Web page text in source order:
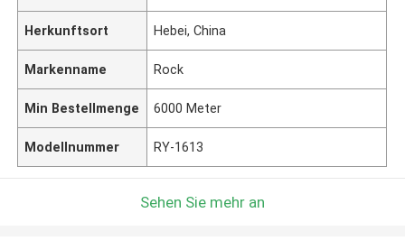
Herkunftsort Hebei, China
Markenname Rock
Min Bestellmenge 6000 Meter
Modellnummer RY-1613
Sehen Sie mehr an